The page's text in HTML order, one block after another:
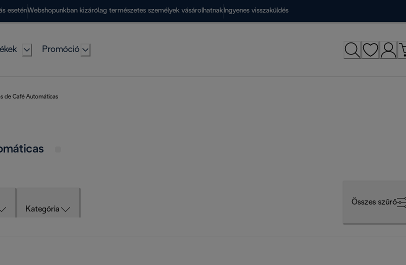
eseténWebshopunkban kizárólag természetes személyek vásárolhatnak Ingyenes visszaküldés
Promóció
de Café Automáticas
Kategória
Összes szűrő